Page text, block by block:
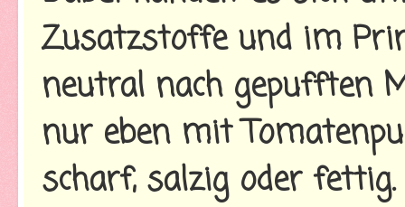
Zusatzstoffe und im
neutral nach gepufften
nur eben mit
scharf, salzig oder fettig.